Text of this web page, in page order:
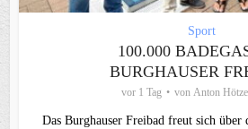
Sport
100.000
BURGHAUSER
vor 1 Tag von Anton
Das Burghauser Freibad freut sich über